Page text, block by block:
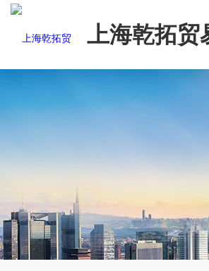
上海乾拓贸